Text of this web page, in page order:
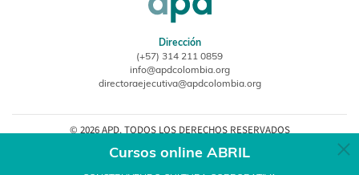
Cursos online ABRIL
Dirección
(+57) 314 211 0859
info@apdcolombia.org
directoraejecutiva@apdcolombia.org
© 2026 APD. TODOS LOS DERECHOS RESERVADOS
Protección de Datos Personales